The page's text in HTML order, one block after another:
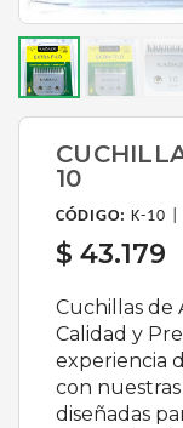
10
CÓDIGO: K-10 |
$ 43.179
Cuchillas de
Calidad y
experiencia
con
diseñadas